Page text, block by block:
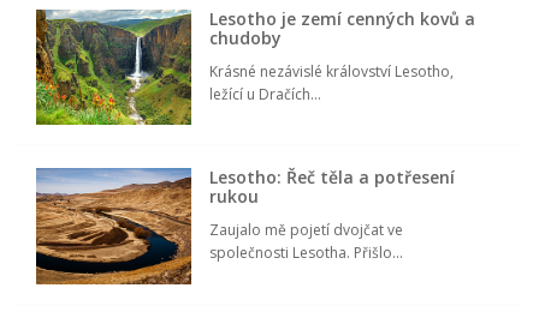
Lesotho je zemí cenných kovů a
chudoby
Krásné nezávislé království Lesotho,
ležící u Dračích...
Lesotho: Řeč těla a potřesení
rukou
Zaujalo mě pojetí dvojčat ve
společnosti Lesotha. Přišlo...